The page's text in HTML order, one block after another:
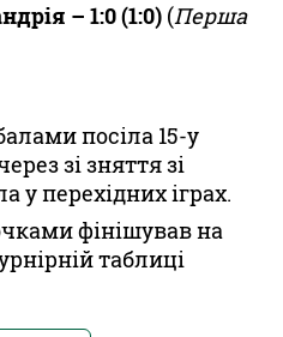
– 1:0 (1:0) (Перша
посіла 15-у
зі зняття зі
у перехідних іграх.
фінішував на
таблиці